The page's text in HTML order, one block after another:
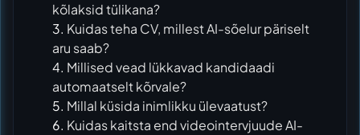
kõlaksid tülikana?
Kuidas teha CV, millest AI-sõelur päriselt
aru saab?
Millised vead lükkavad kandidaadi
automaatselt kõrvale?
Millal küsida inimlikku ülevaatust?
Kuidas kaitsta end videointervjuude AI-